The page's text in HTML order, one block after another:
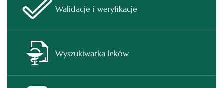
Walidacje i weryfikacje
Wyszukiwarka leków